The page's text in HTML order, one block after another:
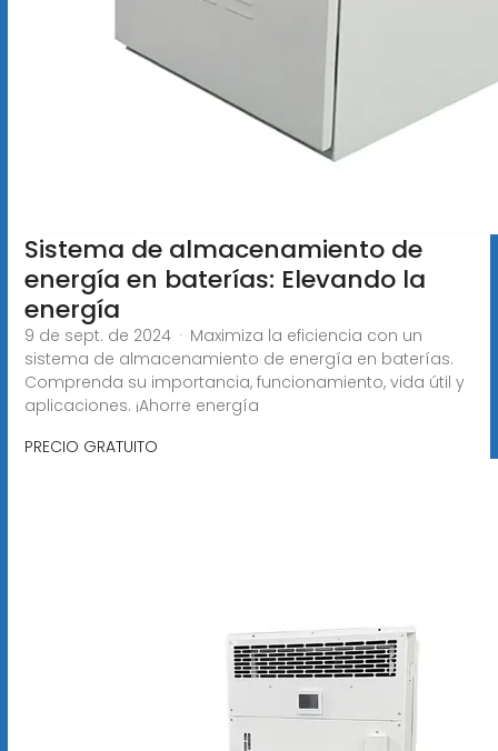
Sistema de almacenamiento de
energía en baterías: Elevando la
energía
9 de sept. de 2024 · Maximiza la eficiencia con un
sistema de almacenamiento de energía en baterías.
Comprenda su importancia, funcionamiento, vida útil y
aplicaciones. ¡Ahorre energía
PRECIO GRATUITO